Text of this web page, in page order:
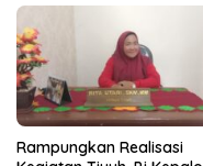
Rampungkan Realisasi